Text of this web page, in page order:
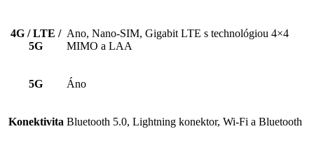
4G / LTE /
5G
Ano, Nano-SIM, Gigabit LTE s technológiou 4×4
MIMO a LAA
5G Áno
Konektivita Bluetooth 5.0, Lightning konektor, Wi-Fi a Bluetooth